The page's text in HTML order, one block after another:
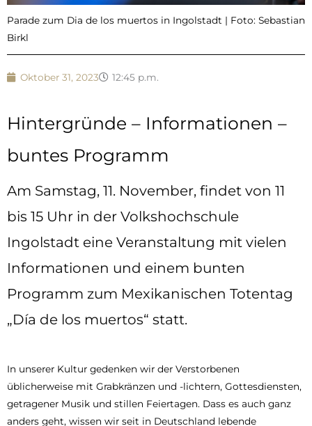
Parade zum Dia de los muertos in Ingolstadt | Foto: Sebastian
Birkl
Oktober 31, 2023 12:45 p.m.
Hintergründe – Informationen –
buntes Programm
Am Samstag, 11. November, findet von 11
bis 15 Uhr in der Volkshochschule
Ingolstadt eine Veranstaltung mit vielen
Informationen und einem bunten
Programm zum Mexikanischen Totentag
„Día de los muertos“ statt.
In unserer Kultur gedenken wir der Verstorbenen
üblicherweise mit Grabkränzen und -lichtern, Gottesdiensten,
getragener Musik und stillen Feiertagen. Dass es auch ganz
anders geht, wissen wir seit in Deutschland lebende